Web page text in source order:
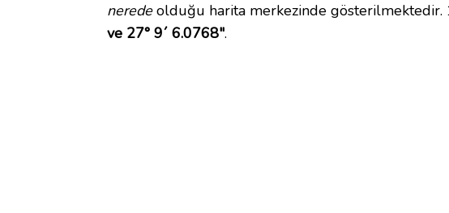
neredeolduğu harita merkezinde gösterilmektedir.
ve 27° 9´ 6.0768".